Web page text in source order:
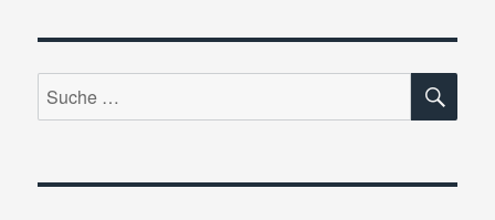
Suche
nach: